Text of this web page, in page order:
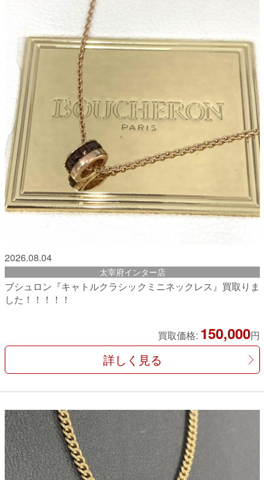
2026.08.04
太宰府インター店
ブシュロン『キャトルクラシックミニネックレス』買取りま
した！！！！！
買取価格: 150,000円
詳しく見る